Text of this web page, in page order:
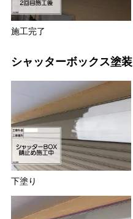
施工完了
シャッターボックス塗装
下塗り